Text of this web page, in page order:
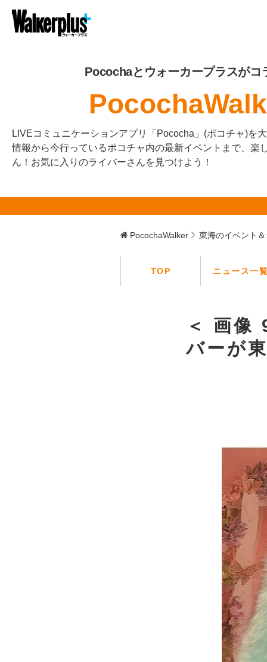
Pocochaとウォーカープラスがコ
LIVEコミュニケーションアプリ「Pococha」(ポコチャ)を
情報から今行っているポコチャ内の最新イベントまで、楽
ん！お気に入りのライバーさんを見つけよう！
PocochaWalker 東海のイベント
TOP ニュース一
＜ 画像
バーが